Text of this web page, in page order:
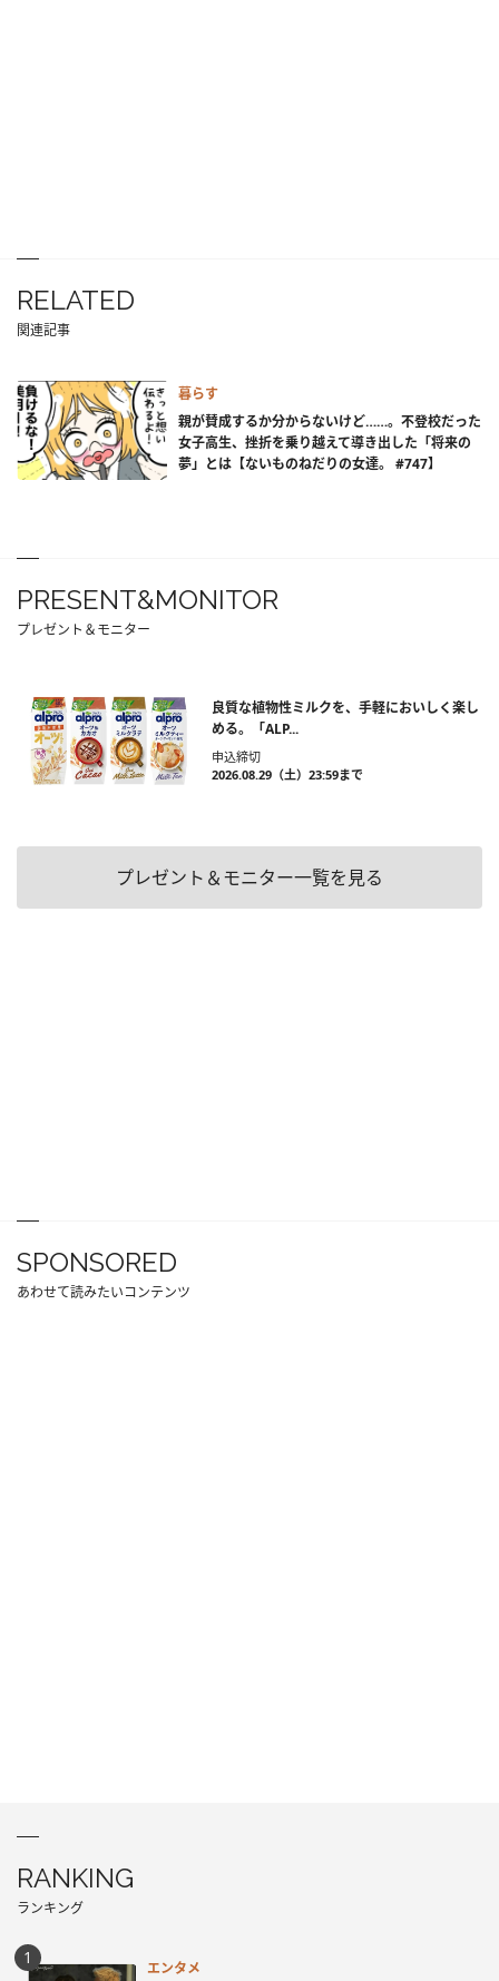
RELATED
関連記事
暮らす
親が賛成するか分からないけど……。不登校だった
女子高生、挫折を乗り越えて導き出した「将来の
夢」とは【ないものねだりの女達。 #747】
PRESENT&MONITOR
プレゼント＆モニター
良質な植物性ミルクを、手軽においしく楽し
める。「ALP...
申込締切
2026.08.29（土）23:59まで
プレゼント＆モニター一覧を見る
SPONSORED
あわせて読みたいコンテンツ
RANKING
ランキング
エンタメ